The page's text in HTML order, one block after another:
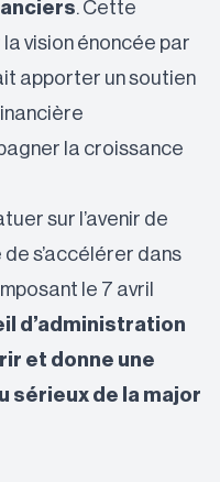
. Cette
vision énoncée par
apporter un soutien
la croissance
sur l’avenir de
s’accélérer dans
le 7 avril
d’administration
et donne une
sérieux de la major